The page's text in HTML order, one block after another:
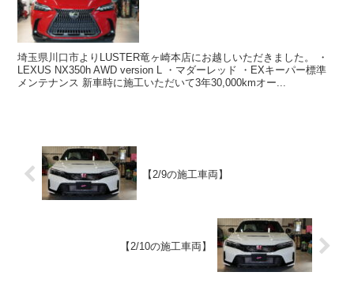
埼玉県川口市よりLUSTER竜ヶ崎本店にお越しいただきました。 ・
LEXUS NX350h AWD version L ・マダーレッド ・EXキーパー標準
メンテナンス 新車時に施工いただいて3年30,000kmオー...
【2/9の施工車両】
【2/10の施工車両】